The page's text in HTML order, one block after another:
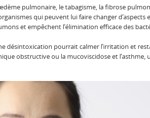
pulmonaire, le tabagisme, la fibrose
qui peuvent lui faire changer d’aspects
et empêchent l’élimination efficace des
désintoxication pourrait calmer l’irritation et
obstructive ou la mucoviscidose et l’asthme,